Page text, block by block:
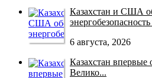
Казахстан и США
6 августа, 2026
Казахстан впервые
Велико...